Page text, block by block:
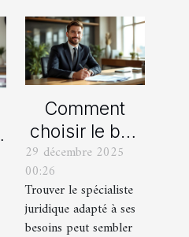
Comment
choisir le bon
spécialiste
juridique pour
vos besoins ?
29 décembre 2025
00:26
Trouver le spécialiste
juridique adapté à ses
besoins peut sembler